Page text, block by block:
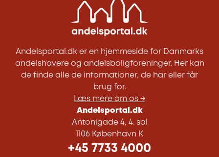
Andelsportal.dk er en hjemmeside for Danmarks
andelshavere og andelsboligforeninger. Her kan
de finde alle de informationer, de har eller får
brug for.
Læs mere om os →
Andelsportal.dk
Antonigade 4, 4. sal
1106 København K
+45 7733 4000